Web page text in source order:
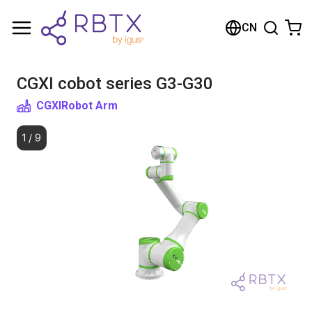
CN
CGXI cobot series G3-G30
CGXIRobot Arm
1 / 9
购物车
浏览商店